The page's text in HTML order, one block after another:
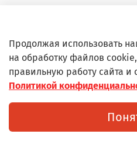
Информация
© Любое использование
разрешения запрещено
Продолжая использовать
на обработку файлов
правильную работу сайта и
Политикой